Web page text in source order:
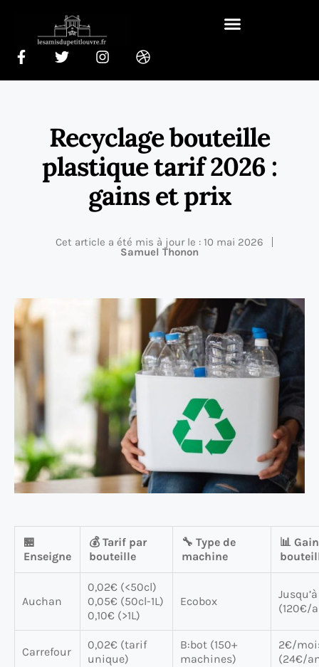
Recyclage bouteille
plastique tarif 2026 :
gains et prix
Cet article a été mis à jour le : 10 mai 2026
Samuel Thonon
🏪
Enseigne
💰 Tarif par
bouteille
🔧 Type de
machine
📊
Auchan
0,02€ (<50cl)
0,05€ (50cl-1L)
0,10€ (>1L)
Ecobox
(120€/
Carrefour
0,02€ (tarif
unique)
B:bot (150+
machines)
2€/
(24€/